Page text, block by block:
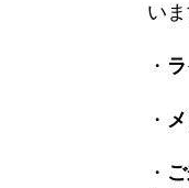
いま
・
・
・